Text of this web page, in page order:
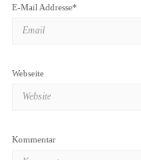
E-Mail Addresse*
Webseite
Kommentar